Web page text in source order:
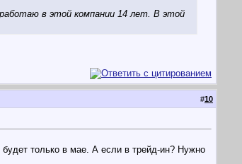
в этой компании 14 лет. В этой
#10
только в мае. А если в трейд-ин? Нужно